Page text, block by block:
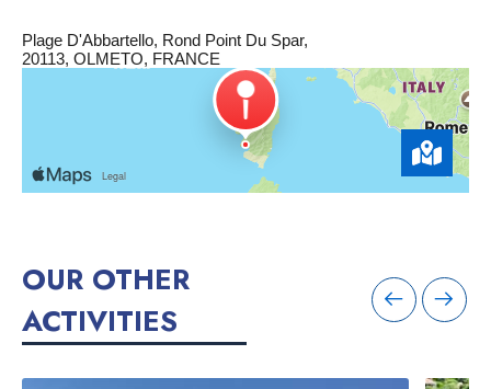
Plage D'Abbartello, Rond Point Du Spar,
20113, OLMETO, FRANCE
OUR OTHER
ACTIVITIES